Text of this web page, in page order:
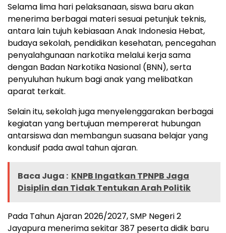
Selama lima hari pelaksanaan, siswa baru akan
menerima berbagai materi sesuai petunjuk teknis,
antara lain tujuh kebiasaan Anak Indonesia Hebat,
budaya sekolah, pendidikan kesehatan, pencegahan
penyalahgunaan narkotika melalui kerja sama
dengan Badan Narkotika Nasional (BNN), serta
penyuluhan hukum bagi anak yang melibatkan
aparat terkait.
Selain itu, sekolah juga menyelenggarakan berbagai
kegiatan yang bertujuan mempererat hubungan
antarsiswa dan membangun suasana belajar yang
kondusif pada awal tahun ajaran.
Baca Juga : KNPB Ingatkan TPNPB Jaga
Disiplin dan Tidak Tentukan Arah Politik
Pada Tahun Ajaran 2026/2027, SMP Negeri 2
Jayapura menerima sekitar 387 peserta didik baru